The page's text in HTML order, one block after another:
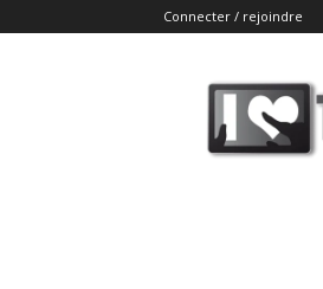
Connecter / rejoindre